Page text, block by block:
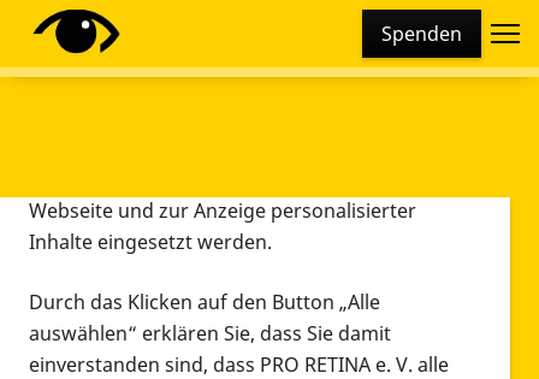
Spenden
Diese Webseite setzt verschiedene Cookies und
Tracking-Tools ein. Dies beinhaltet Cookies und
Webseite und zur Anzeige personalisierter
Inhalte eingesetzt werden.
Durch das Klicken auf den Button „Alle
auswählen“ erklären Sie, dass Sie damit
einverstanden sind, dass PRO RETINA e. V. alle